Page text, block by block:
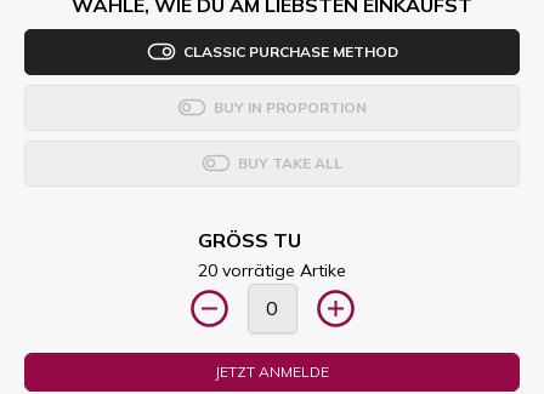
CLASSIC PURCHASE METHOD
BUY IN PROPORTION
BUY TAKE ALL
GRÖSS TU
20 vorrätige Artike
JETZT ANMELDE